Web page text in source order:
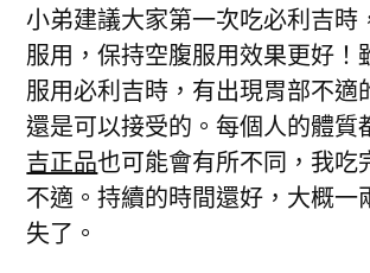
小弟建議大家第一次吃必利吉時
服用，保持空腹服用效果更好！
服用必利吉時，有出現胃部不適
還是可以接受的。每個人的體質
吉正品也可能會有所不同，我吃
不適。持續的時間還好，大概一
失了。